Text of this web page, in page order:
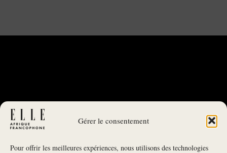
Gérer le consentement
Pour offrir les meilleures expériences, nous utilisons des technologies